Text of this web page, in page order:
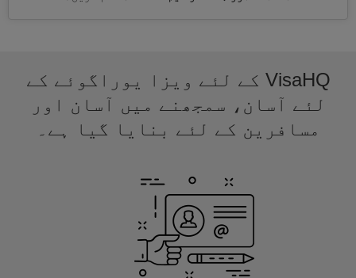
VisaHQ کے لئے ویزا یوراگوئے کے
لئے آسان، سمجھنے میں آسان اور
مسافرین کے لئے بنایا گیا ہے۔